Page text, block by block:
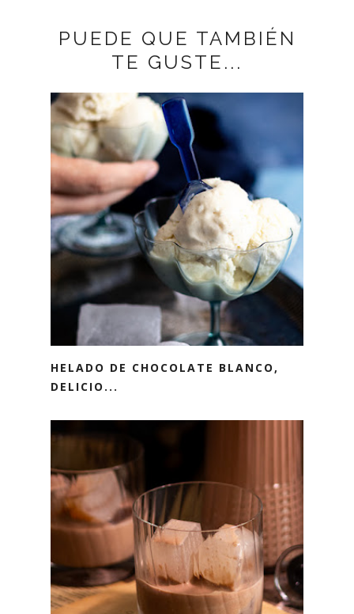
PUEDE QUE TAMBIÉN
TE GUSTE...
HELADO DE CHOCOLATE BLANCO,
DELICIO...